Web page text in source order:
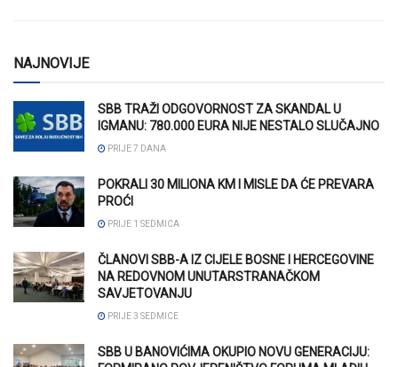
NAJNOVIJE
SBB TRAŽI ODGOVORNOST ZA SKANDAL U
IGMANU: 780.000 EURA NIJE NESTALO SLUČAJNO
PRIJE 7 DANA
POKRALI 30 MILIONA KM I MISLE DA ĆE PREVARA
PROĆI
PRIJE 1 SEDMICA
ČLANOVI SBB-A IZ CIJELE BOSNE I HERCEGOVINE
NA REDOVNOM UNUTARSTRANAČKOM
SAVJETOVANJU
PRIJE 3 SEDMICE
SBB U BANOVIĆIMA OKUPIO NOVU GENERACIJU: